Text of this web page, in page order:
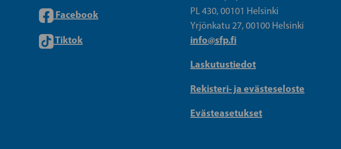
Facebook
Tiktok
PL 430, 00101 Helsinki
Yrjönkatu 27, 00100 Helsinki
info@sfp.fi
Laskutustiedot
Rekisteri- ja evästeseloste
Evästeasetukset